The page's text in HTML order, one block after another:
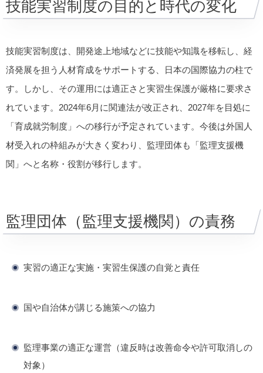
技能実習制度の目的と時代の変化
技能実習制度は、開発途上地域などに技能や知識を移転し、経
済発展を担う人材育成をサポートする、日本の国際協力の柱で
す。しかし、その運用には適正さと実習生保護が厳格に要求さ
れています。2024年6月に関連法が改正され、2027年を目処に
「育成就労制度」への移行が予定されています。今後は外国人
材受入れの枠組みが大きく変わり、監理団体も「監理支援機
関」へと名称・役割が移行します。
監理団体（監理支援機関）の責務
実習の適正な実施・実習生保護の自覚と責任
国や自治体が講じる施策への協力
監理事業の適正な運営（違反時は改善命令や許可取消しの
対象）